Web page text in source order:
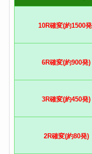
10R確変(約1500
6R確変(約900発)
3R確変(約450発)
2R確変(約80発)